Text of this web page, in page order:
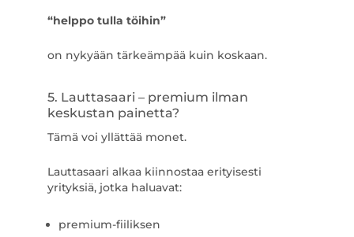
“helppo tulla töihin”
on nykyään tärkeämpää kuin koskaan.
5. Lauttasaari – premium ilman
keskustan painetta?
Tämä voi yllättää monet.
Lauttasaari alkaa kiinnostaa erityisesti
yrityksiä, jotka haluavat:
premium-fiiliksen